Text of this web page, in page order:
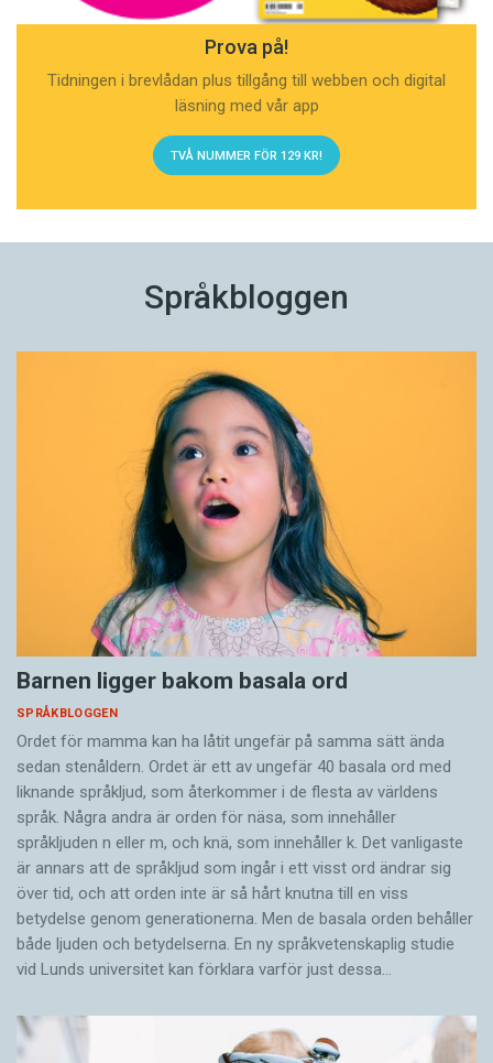
Prova på!
Tidningen i brevlådan plus tillgång till webben och digital
läsning med vår app
TVÅ NUMMER FÖR 129 KR!
Språkbloggen
Barnen ligger bakom basala ord
SPRÅKBLOGGEN
Ordet för mamma kan ha låtit ungefär på samma sätt ända
sedan stenåldern. Ordet är ett av ungefär 40 basala ord med
liknande språkljud, som återkommer i de flesta av världens
språk. Några andra är orden för näsa, som innehåller
språkljuden n eller m, och knä, som innehåller k. Det vanligaste
är annars att de språkljud som ingår i ett visst ord ändrar sig
över tid, och att orden inte är så hårt knutna till en viss
betydelse genom generationerna. Men de basala orden behåller
både ljuden och betydelserna. En ny språkvetenskaplig studie
vid Lunds universitet kan förklara varför just dessa…